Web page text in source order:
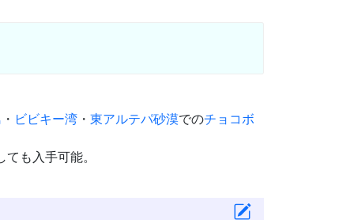
・ ビビキー湾 ・ 東アルテパ砂漠でのチョコボ
ても入手可能。